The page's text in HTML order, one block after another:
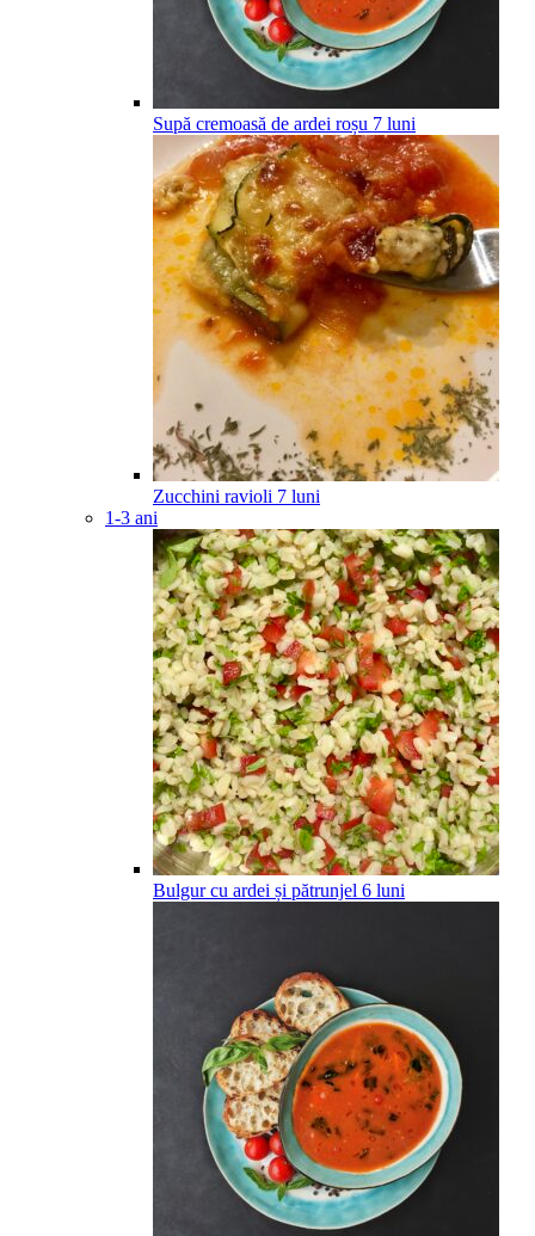
Supă cremoasă de ardei roșu 7 luni
Zucchini ravioli 7 luni
1-3 ani
Bulgur cu ardei și pătrunjel 6 luni